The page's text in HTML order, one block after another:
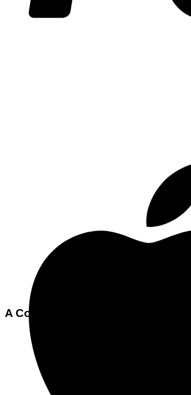
A Countdown Inside A Banner